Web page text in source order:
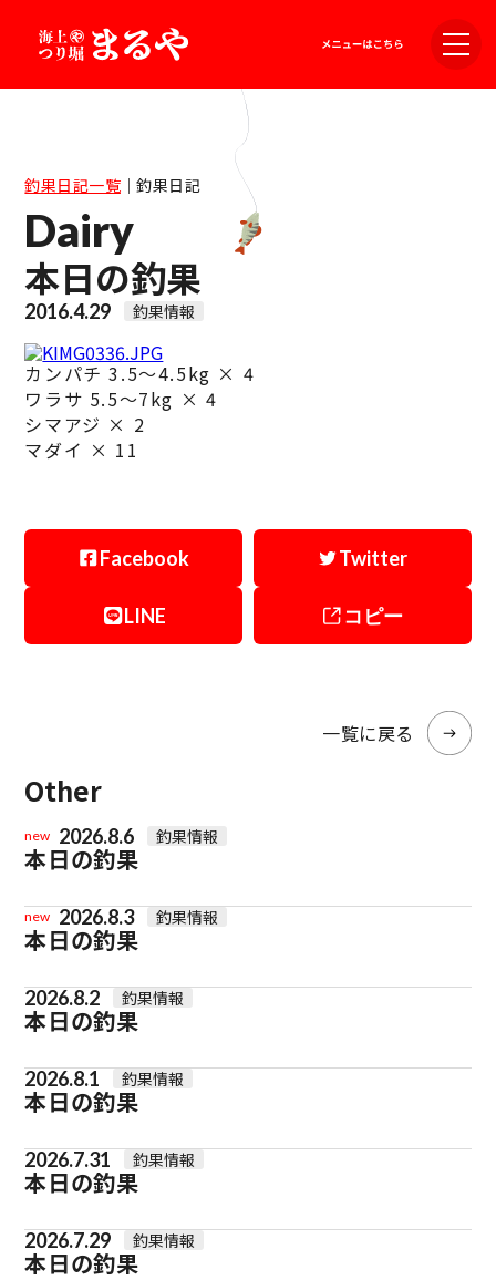
釣果日記一覧｜釣果日記
Dairy
本日の釣果
2016.4.29 釣果情報
カンパチ 3.5～4.5kg × 4
ワラサ 5.5～7kg × 4
シマアジ × 2
マダイ × 11
Facebook Twitter
LINE コピー
一覧に戻る
Other
new 2026.8.6 釣果情報
本日の釣果
new 2026.8.3 釣果情報
本日の釣果
2026.8.2 釣果情報
本日の釣果
2026.8.1 釣果情報
本日の釣果
2026.7.31 釣果情報
本日の釣果
2026.7.29 釣果情報
本日の釣果